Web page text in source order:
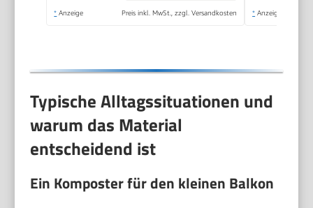
Kunststoff
* Anzeige Preis inkl. MwSt., zzgl. Versandkosten * Anzeige
Typische Alltagssituationen und
warum das Material
entscheidend ist
Ein Komposter für den kleinen Balkon